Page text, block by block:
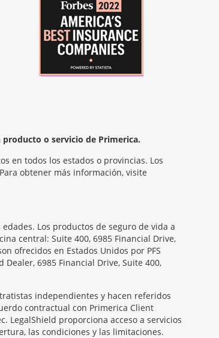
o servicio de Primerica.
en todos los estados o provincias. Los
obtener más información, visite
Los productos de seguro de vida a
central: Suite 400, 6985 Financial Drive,
ofrecidos en Estados Unidos por PFS
Dealer, 6985 Financial Drive, Suite 400,
independientes y hacen referidos
contractual con Primerica Client
LegalShield proporciona acceso a servicios
las condiciones y las limitaciones.